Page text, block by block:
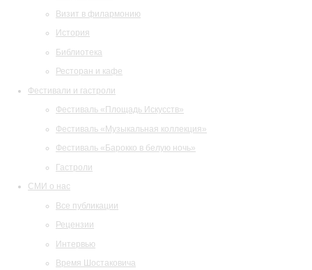
Визит в филармонию
История
Библиотека
Ресторан и кафе
Фестивали и гастроли
Фестиваль «Площадь Искусств»
Фестиваль «Музыкальная коллекция»
Фестиваль «Барокко в белую ночь»
Гастроли
СМИ о нас
Все публикации
Рецензии
Интервью
Время Шостаковича